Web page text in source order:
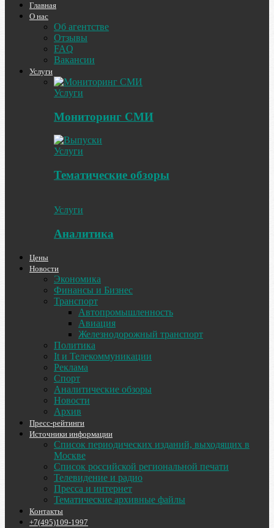
Главная
О нас
Об агентстве
Отзывы
FAQ
Вакансии
Услуги
Услуги
Мониторинг СМИ
Услуги
Тематические обзоры
Услуги
Аналитика
Цены
Новости
Экономика
Финансы и Бизнес
Транспорт
Автопромышленность
Авиация
Железнодорожный транспорт
Политика
It и Телекоммуникации
Реклама
Спорт
Аналитические обзоры
Новости
Архив
Пресс-рейтинги
Источники информации
Список периодических изданий, выходящих в
Москве
Список российской региональной печати
Телевидение и радио
Пресса и интернет
Тематические архивные файлы
Контакты
+7(495)109-1997